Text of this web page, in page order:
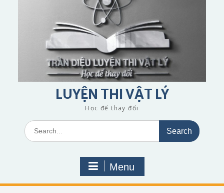
LUYỆN THI VẬT LÝ
Học để thay đổi
Search
for:
Menu